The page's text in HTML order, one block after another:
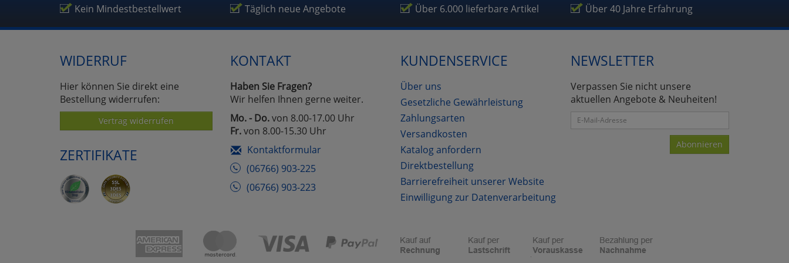
Kein Mindestbestellwert Täglich neue Angebote Über 6.000 lieferbare Artikel Über 40 Jahre Erfahrung
WIDERRUF
Hier können Sie direkt eine
Bestellung widerrufen:
Vertrag widerrufen
ZERTIFIKATE
KONTAKT
Haben Sie Fragen?
Wir helfen Ihnen gerne weiter.
Mo. - Do.von 8.00-17.00 Uhr
Fr.von 8.00-15.30 Uhr
Kontaktformular
(06766) 903-225
(06766) 903-223
KUNDENSERVICE
Über uns
Gesetzliche Gewährleistung
Zahlungsarten
Versandkosten
Katalog anfordern
Direktbestellung
Barrierefreiheit unserer Website
Einwilligung zur Datenverarbeitung
NEWSLETTER
Verpassen Sie nicht unsere
aktuellen Angebote & Neuheiten!
Abonnieren